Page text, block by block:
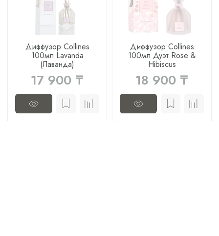
Диффузор Collines
100мл Lavanda
(Лаванда)
17 900 ₸
Диффузор Collines
100мл Дуэт Rose &
Hibiscus
18 900 ₸